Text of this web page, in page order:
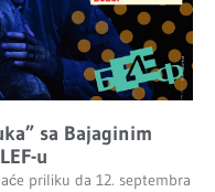
sa Bajaginim
u
priliku da 12. septembra